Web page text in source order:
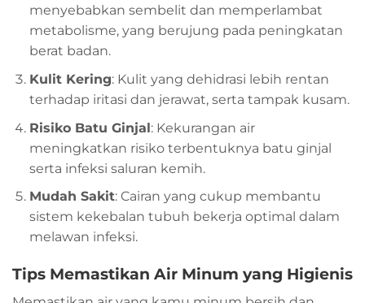
menyebabkan sembelit dan memperlambat
metabolisme, yang berujung pada peningkatan
berat badan.
Kulit Kering: Kulit yang dehidrasi lebih rentan
terhadap iritasi dan jerawat, serta tampak kusam.
Risiko Batu Ginjal: Kekurangan air
meningkatkan risiko terbentuknya batu ginjal
serta infeksi saluran kemih.
Mudah Sakit: Cairan yang cukup membantu
sistem kekebalan tubuh bekerja optimal dalam
melawan infeksi.
Tips Memastikan Air Minum yang Higienis